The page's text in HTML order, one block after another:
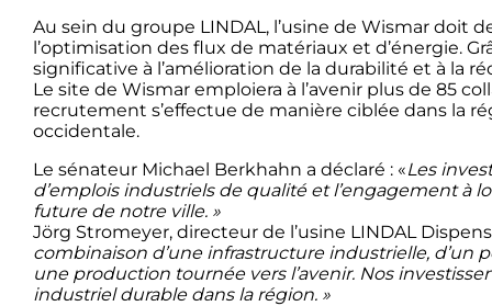
Au sein du groupe LINDAL, l’usine de Wismar doit
l’optimisation des flux de matériaux et d’énergie.
significative à l’amélioration de la durabilité et à la
Le site de Wismar emploiera à l’avenir plus de 85
recrutement s’effectue de manière ciblée dans la
occidentale.
Le sénateur Michael Berkhahn a déclaré : «Les
d’emplois industriels de qualité et l’engagement à
future de notre ville. »
Jörg Stromeyer, directeur de l’usine LINDAL
combinaison d’une infrastructure industrielle, d’un
une production tournée vers l’avenir. Nos
industriel durable dans la région. »